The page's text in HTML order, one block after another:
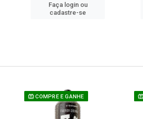
Faça login ou
cadastre-se
COMPRE E GANHE